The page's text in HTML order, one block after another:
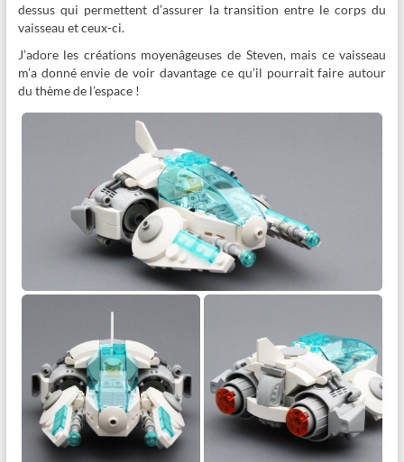
dessus qui permettent d’assurer la transition entre le corps du
vaisseau et ceux-ci.
J’adore les créations moyenâgeuses de Steven, mais ce vaisseau
m’a donné envie de voir davantage ce qu’il pourrait faire autour
du thème de l’espace !